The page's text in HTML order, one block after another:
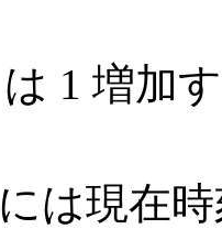
は 1 増加
には現在